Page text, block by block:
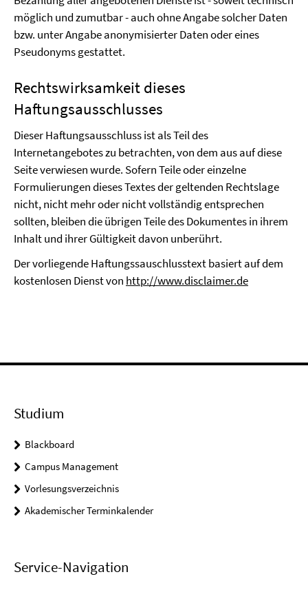
möglich und zumutbar - auch ohne Angabe solcher Daten
bzw. unter Angabe anonymisierter Daten oder eines
Pseudonyms gestattet.
Rechtswirksamkeit dieses
Haftungsausschlusses
Dieser Haftungsausschluss ist als Teil des
Internetangebotes zu betrachten, von dem aus auf diese
Seite verwiesen wurde. Sofern Teile oder einzelne
Formulierungen dieses Textes der geltenden Rechtslage
nicht, nicht mehr oder nicht vollständig entsprechen
sollten, bleiben die übrigen Teile des Dokumentes in ihrem
Inhalt und ihrer Gültigkeit davon unberührt.
Der vorliegende Haftungssauschlusstext basiert auf dem
kostenlosen Dienst von http://www.disclaimer.de
Studium
Blackboard
Campus Management
Vorlesungsverzeichnis
Akademischer Terminkalender
Service-Navigation